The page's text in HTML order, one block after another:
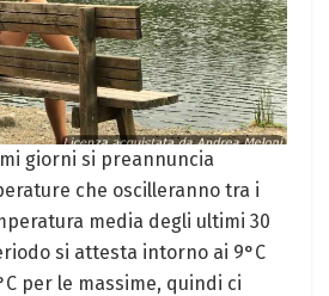
giorni si ⁣preannuncia
che ⁣oscilleranno⁢ tra i
media degli ultimi 30
si attesta ⁣intorno ai ‍9°C
per⁢ le massime, quindi ci​